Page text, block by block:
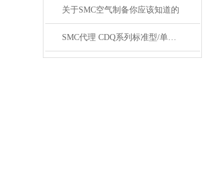
关于SMC空气制备你应该知道的
SMC代理 CDQ系列标准型/单杆双作用薄型气缸原装正品